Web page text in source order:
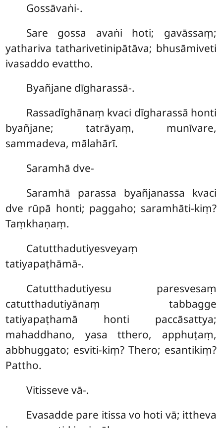
Gossāvaṅi-.
Sare gossa avaṅi hoti; gavāssaṃ;
yathariva tatharivetinipātāva; bhusāmiveti
ivasaddo evattho.
Byañjane dīgharassā-.
Rassadīghānaṃ kvaci dīgharassā honti
byañjane; tatrāyaṃ, munīvare,
sammadeva, mālahārī.
Saramhā dve-
Saramhā parassa byañjanassa kvaci
dve rūpā honti; paggaho; saramhāti-kiṃ?
Taṃkhaṇaṃ.
Catutthadutiyesveyaṃ
tatiyapaṭhāmā-.
Catutthadutiyesu paresvesaṃ
catutthadutiyānaṃ tabbagge
tatiyapaṭhamā honti paccāsattya;
mahaddhano, yasa tthero, apphuṭaṃ,
abbhuggato; esviti-kiṃ? Thero; esantikiṃ?
Pattho.
Vitissevevā-.
Evasadde pare itissa vo hoti vā; ittheva